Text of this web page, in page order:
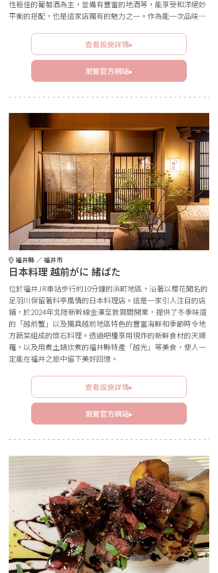
性極佳的葡萄酒為主，並備有豐富的地酒等，能享受和洋絕妙
平衡的搭配，也是這家店獨有的魅力之一。作為能一次品味福
查看設施詳情▸
瀏覽官方網站▸
福井縣 ／ 福井市
日本料理 越前がに 緒ばた
位於福井JR車站步行約10分鐘的浜町地區，沿著以櫻花聞名的
足羽川保留著料亭風情的日本料理店。這是一家引人注目的店
鋪，於2024年北陸新幹線金澤至敦賀間開業，提供了冬季味道
的「越前蟹」以及獨具越前地區特色的豐富海鮮和季節時令地
方蔬菜組成的懷石料理。透過吧檯享用現炸的新鮮食材的天婦
羅，以及用煮土鍋炊煮的福井縣特產「越光」等美食，使人一
定能在福井之旅中留下美好回憶。
查看設施詳情▸
瀏覽官方網站▸